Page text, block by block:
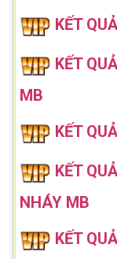
KẾT
KẾT
MB
KẾT
KẾT
NHÁY MB
KẾT